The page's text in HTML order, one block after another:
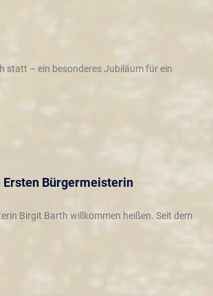
statt – ein besonderes Jubiläum für ein
Ersten Bürgermeisterin
Birgit Barth willkommen heißen. Seit dem